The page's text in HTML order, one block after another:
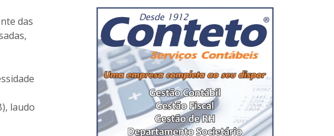
das
laudo